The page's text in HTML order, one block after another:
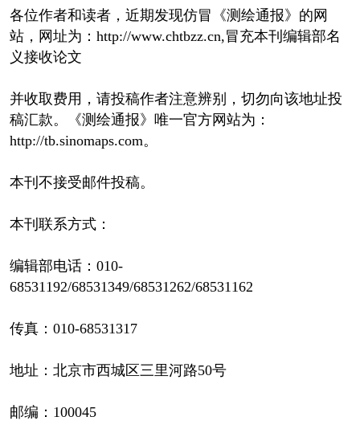
各位作者和读者，近期发现仿冒《测绘通报》的网
站，网址为：http://www.chtbzz.cn,冒充本刊编辑部名
义接收论文
并收取费用，请投稿作者注意辨别，切勿向该地址投
稿汇款。《测绘通报》唯一官方网站为：
http://tb.sinomaps.com。
本刊不接受邮件投稿。
本刊联系方式：
编辑部电话：010-
68531192/68531349/68531262/68531162
传真：010-68531317
地址：北京市西城区三里河路50号
邮编：100045